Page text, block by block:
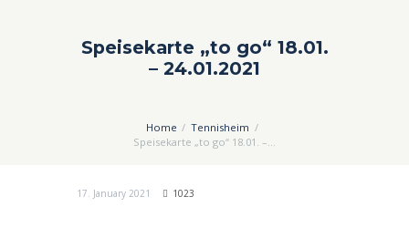
Speisekarte „to go“ 18.01.
– 24.01.2021
Home
Tennisheim
Speisekarte „to go“ 18.01. –...
17. January 2021 1023